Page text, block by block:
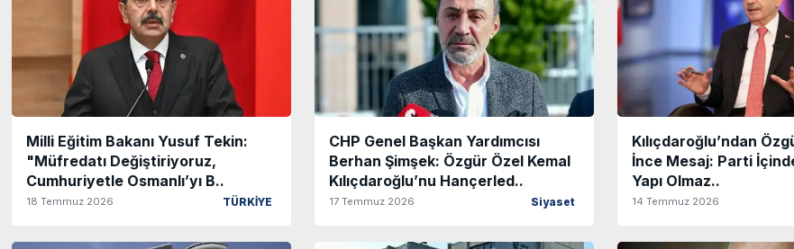
Milli Eğitim Bakanı Yusuf Tekin:
"Müfredatı Değiştiriyoruz,
Cumhuriyetle Osmanlı’yı B..
18 Temmuz 2026 TÜRKİYE
CHP Genel Başkan Yardımcısı
Berhan Şimşek: Özgür Özel Kemal
Kılıçdaroğlu’nu Hançerled..
17 Temmuz 2026 Siyaset
Kılıçdaroğlu’ndan
İnce Mesaj: Parti
Yapı Olmaz..
14 Temmuz 2026